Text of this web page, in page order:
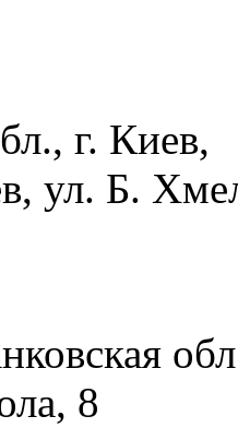
г. Киев,
ул. Б.
8